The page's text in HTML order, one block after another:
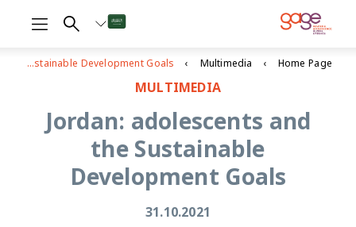
Home Page
Multimedia
Jordan: adolescents and the Sustainable Development Goals
MULTIMEDIA
Jordan: adolescents and
the Sustainable
Development Goals
31.10.2021